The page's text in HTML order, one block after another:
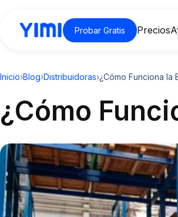
Probar Gratis Precios
Inicio›Blog›Distribuidoras›¿Cómo Funciona la
¿Cómo